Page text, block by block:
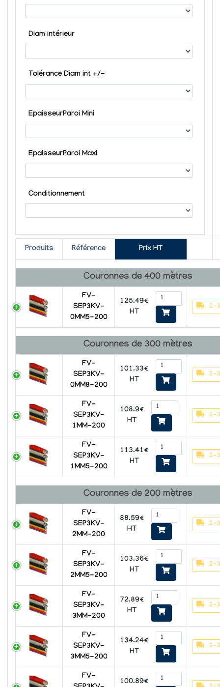
Diam intérieur
Tolérance Diam int +/-
EpaisseurParoi Mini
EpaisseurParoi Maxi
Conditionnement
Produits Référence Prix HT
Couronnes de 400 mètres
FV-
SEP3KV-
0MM5-200
125.49€
HT
2-
Couronnes de 300 mètres
FV-
SEP3KV-
0MM8-200
101.33€
HT
2-
FV-
SEP3KV-
1MM-200
108.9€
HT
2-
FV-
SEP3KV-
1MM5-200
113.41€
HT
2-
Couronnes de 200 mètres
FV-
SEP3KV-
2MM-200
88.59€
HT
2-
FV-
SEP3KV-
2MM5-200
103.36€
HT
2-
FV-
SEP3KV-
3MM-200
72.89€
HT
2-
FV-
SEP3KV-
3MM5-200
134.24€
HT
2-
FV-
100.89€